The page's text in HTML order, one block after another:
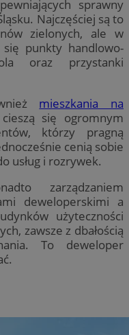
sprawny
Najczęściej są to
zielonych, ale w
się punkty handlowo-
oraz przystanki
mieszkania na
się ogromnym
którzy pragną
cenią sobie
usług i rozrywek.
zarządzaniem
deweloperskimi a
użyteczności
zawsze z dbałością
To deweloper